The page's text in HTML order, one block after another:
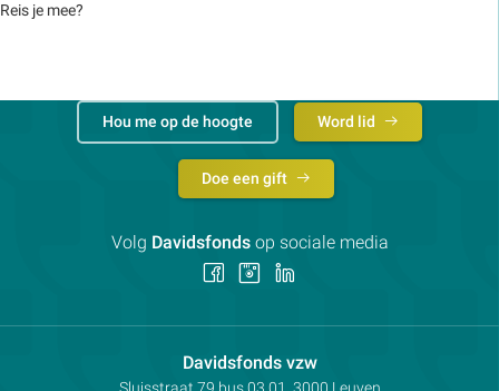
Reis je mee?
Davidsfonds vzwContactpersoon:
Adres:
Hou me op de hoogte Word lid
Doe een gift
Volg Davidsfondsop sociale media
Volg Volg